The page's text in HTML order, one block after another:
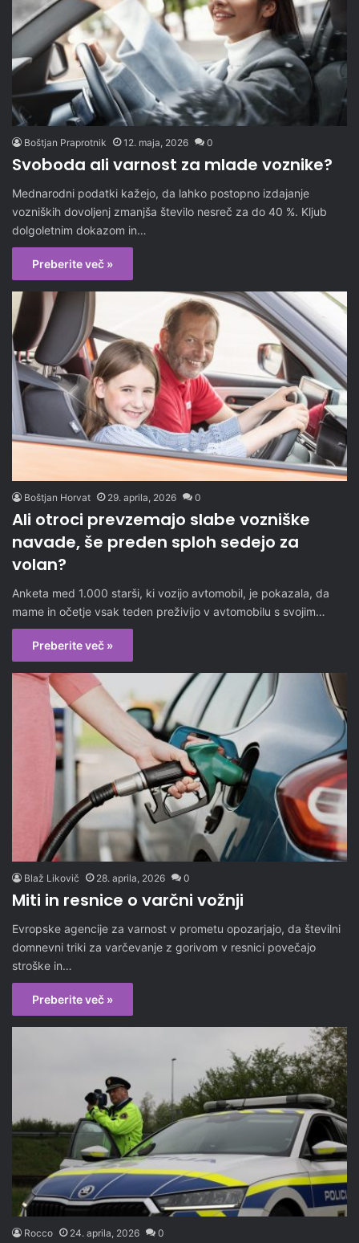
Boštjan Praprotnik 12. maja, 2026 0
Svoboda ali varnost za mlade voznike?
Mednarodni podatki kažejo, da lahko postopno izdajanje
vozniških dovoljenj zmanjša število nesreč za do 40 %. Kljub
dolgoletnim dokazom in…
Preberite več »
Boštjan Horvat 29. aprila, 2026 0
Ali otroci prevzemajo slabe vozniške
navade, še preden sploh sedejo za
volan?
Anketa med 1.000 starši, ki vozijo avtomobil, je pokazala, da
mame in očetje vsak teden preživijo v avtomobilu s svojim…
Preberite več »
Blaž Likovič 28. aprila, 2026 0
Miti in resnice o varčni vožnji
Evropske agencije za varnost v prometu opozarjajo, da številni
domnevni triki za varčevanje z gorivom v resnici povečajo
stroške in…
Preberite več »
Rocco 24. aprila, 2026 0